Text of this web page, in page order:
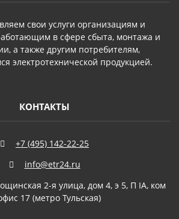
свои услуги организациям и
в сфере сбыта, монтажа и
а также другим потребителям,
электротехнической продукцией.
КОНТАКТЫ
+7 (495) 142-22-25
info@etr24.ru
2-я улица, дом 4, э 5, П IА, ком
17 (метро Тульская)